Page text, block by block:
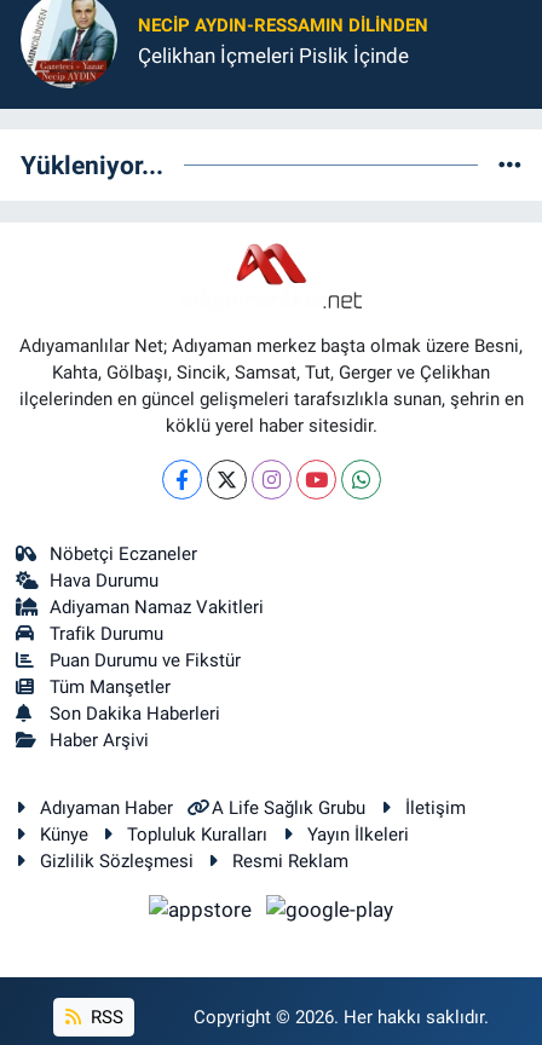
NECIP AYDIN-RESSAMIN DILINDEN
Çelikhan İçmeleri Pislik İçinde
Yükleniyor...
Adıyamanlılar Net; Adıyaman merkez başta olmak üzere Besni,
Kahta, Gölbaşı, Sincik, Samsat, Tut, Gerger ve Çelikhan
ilçelerinden en güncel gelişmeleri tarafsızlıkla sunan, şehrin en
köklü yerel haber sitesidir.
Nöbetçi Eczaneler
Hava Durumu
Adiyaman Namaz Vakitleri
Trafik Durumu
Puan Durumu ve Fikstür
Tüm Manşetler
Son Dakika Haberleri
Haber Arşivi
Adıyaman Haber A Life Sağlık Grubu
İletişim
Künye
Topluluk Kuralları
Yayın İlkeleri
Gizlilik Sözleşmesi
Resmi Reklam
RSS Copyright © 2026. Her hakkı saklıdır.